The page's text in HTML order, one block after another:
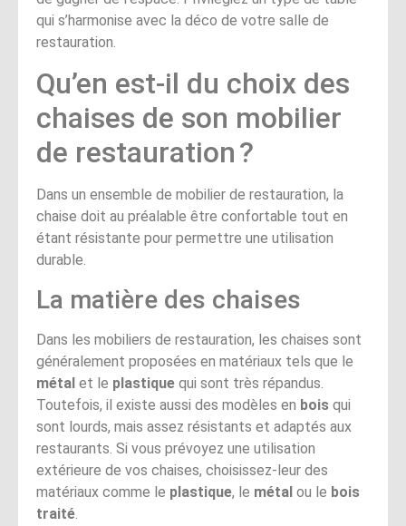
qui s’harmonise avec la déco de votre salle de
restauration.
Qu’en est-il du choix des
chaises de son mobilier
de restauration ?
Dans un ensemble de mobilier de restauration, la
chaise doit au préalable être confortable tout en
étant résistante pour permettre une utilisation
durable.
La matière des chaises
Dans les mobiliers de restauration, les chaises sont
généralement proposées en matériaux tels que le
métal et le plastique qui sont très répandus.
Toutefois, il existe aussi des modèles en bois qui
sont lourds, mais assez résistants et adaptés aux
restaurants. Si vous prévoyez une utilisation
extérieure de vos chaises, choisissez-leur des
matériaux comme le plastique, le métal ou le bois
traité